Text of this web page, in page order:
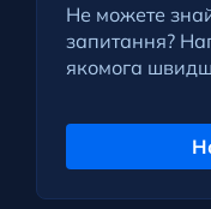
Не можете
запитання?
якомога